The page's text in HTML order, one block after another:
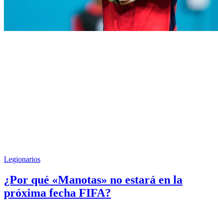
Legionarios
¿Por qué «Manotas» no estará en la
próxima fecha FIFA?